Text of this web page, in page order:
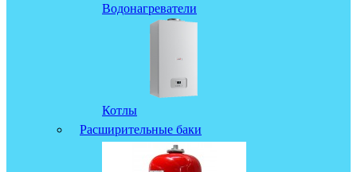
Водонагреватели
Котлы
Расширительные баки